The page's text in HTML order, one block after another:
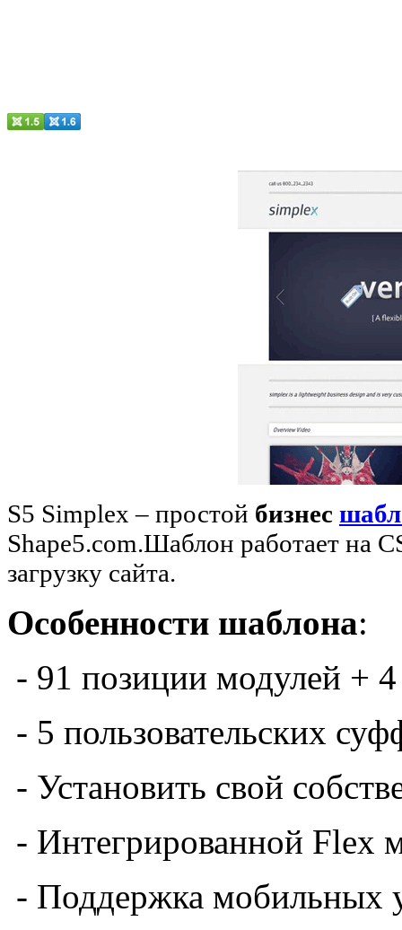
S5 Simplex – простой бизнес
Shape5.com.Шаблон работает на
загрузку сайта.
Особенности шаблона:
- 91 позиции модулей +
- 5 пользовательских
- Установить свой
- Интегрированной Flex
- Поддержка мобильных